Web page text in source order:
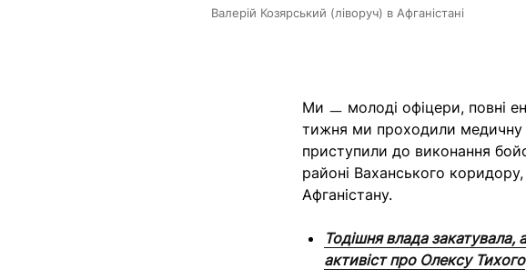
Валерій Козярський (ліворуч) в Афганістані
Ми ㅡ молоді офіцери, повні
тижня ми проходили медичну
приступили до виконання
районі Ваханського
Афганістану.
Тодішня влада
активіст про Олексу Тихого